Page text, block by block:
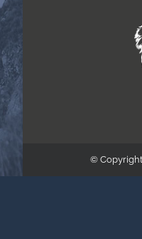
© Copyright